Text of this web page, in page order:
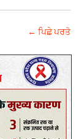
← ਪਿਛੇ ਪਰਤੋ